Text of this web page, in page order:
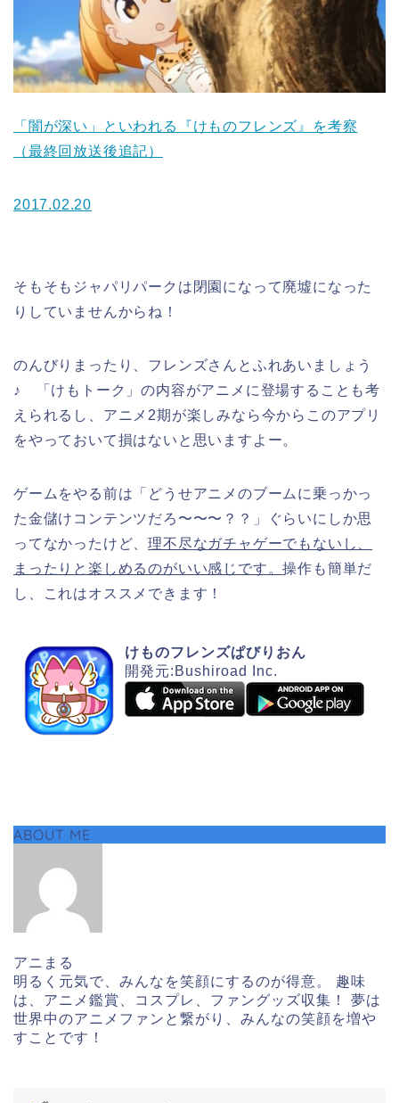
「闇が深い」といわれる『けものフレンズ』を考察
（最終回放送後追記）
2017.02.20
そもそもジャパリパークは閉園になって廃墟になった
りしていませんからね！
のんびりまったり、フレンズさんとふれあいましょう
♪ 「けもトーク」の内容がアニメに登場することも考
えられるし、アニメ2期が楽しみなら今からこのアプリ
をやっておいて損はないと思いますよー。
ゲームをやる前は「どうせアニメのブームに乗っかっ
た金儲けコンテンツだろ〜〜〜？？」ぐらいにしか思
ってなかったけど、理不尽なガチャゲーでもないし、
まったりと楽しめるのがいい感じです。操作も簡単だ
し、これはオススメできます！
けものフレンズぱびりおん
開発元:Bushiroad Inc.
ABOUT ME
アニまる
明るく元気で、みんなを笑顔にするのが得意。 趣味
は、アニメ鑑賞、コスプレ、ファングッズ収集！ 夢は
世界中のアニメファンと繋がり、みんなの笑顔を増や
すことです！